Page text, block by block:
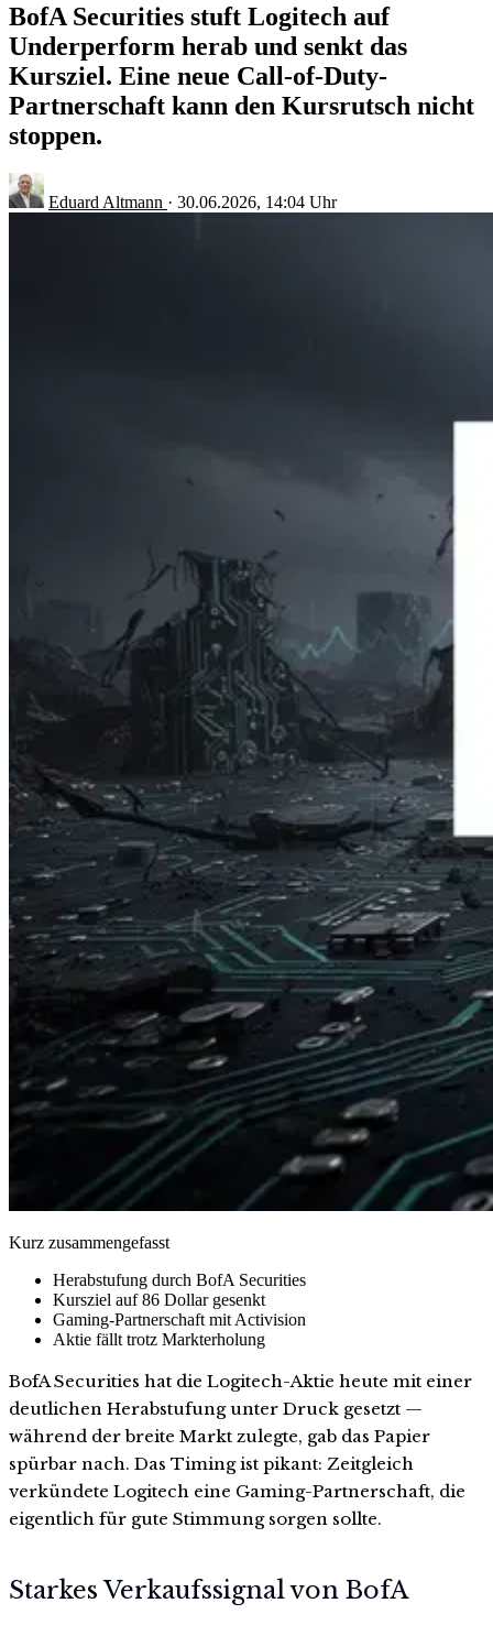
BofA Securities stuft Logitech auf
Underperform herab und senkt das
Kursziel. Eine neue Call-of-Duty-
Partnerschaft kann den Kursrutsch nicht
stoppen.
Eduard Altmann · 30.06.2026, 14:04 Uhr
Kurz zusammengefasst
Herabstufung durch BofA Securities
Kursziel auf 86 Dollar gesenkt
Gaming-Partnerschaft mit Activision
Aktie fällt trotz Markterholung
BofA Securities hat die Logitech-Aktie heute mit einer
deutlichen Herabstufung unter Druck gesetzt —
während der breite Markt zulegte, gab das Papier
spürbar nach. Das Timing ist pikant: Zeitgleich
verkündete Logitech eine Gaming-Partnerschaft, die
eigentlich für gute Stimmung sorgen sollte.
Starkes Verkaufssignal von BofA